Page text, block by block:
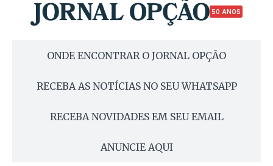
50 ANOS
ONDE ENCONTRAR O JORNAL OPÇÃO
RECEBA AS NOTÍCIAS NO SEU WHATSAPP
RECEBA NOVIDADES EM SEU EMAIL
ANUNCIE AQUI